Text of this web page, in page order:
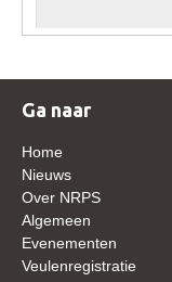
Ga naar
Home
Nieuws
Over NRPS
Algemeen
Evenementen
Veulenregistratie